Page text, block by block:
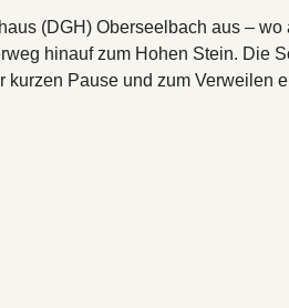
(DGH) Oberseelbach aus –
hinauf zum Hohen Stein. Die
kurzen Pause und zum Verweilen